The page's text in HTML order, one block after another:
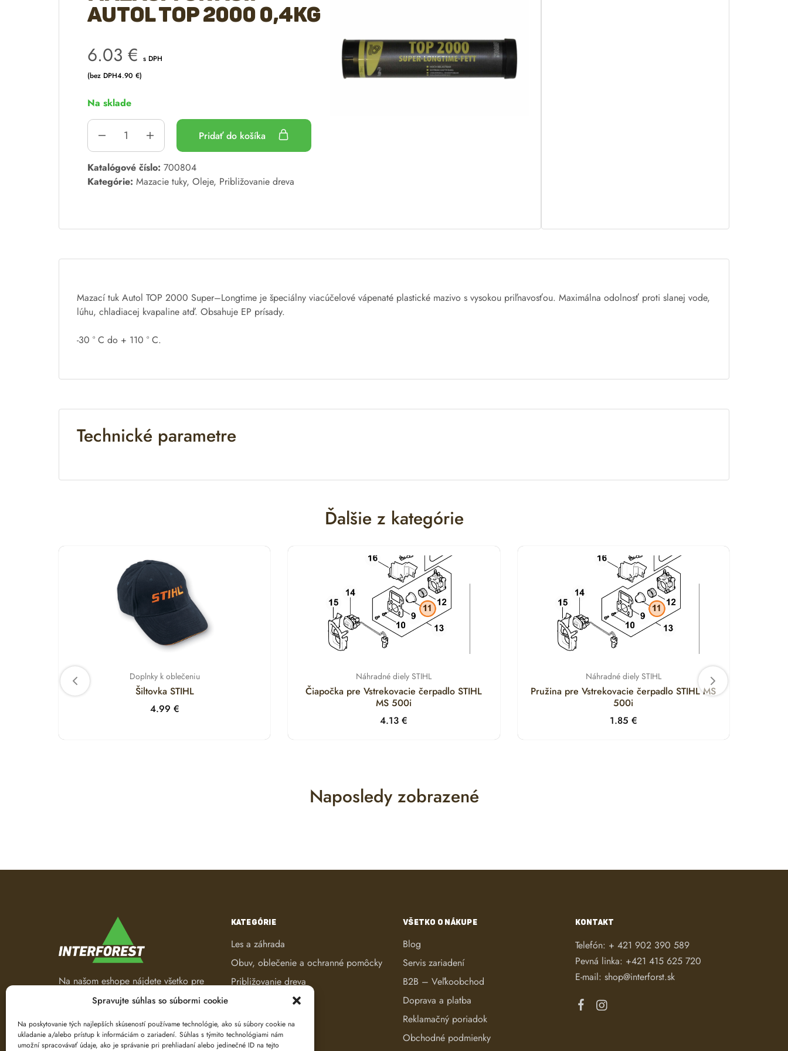
Spravujte súhlas so súbormi cookie
Na poskytovanie tých najlepších skúseností používame technológie, ako sú súbory cookie na
ukladanie a/alebo prístup k informáciám o zariadení. Súhlas s týmito technológiami nám
umožní spracovávať údaje, ako je správanie pri prehliadaní alebo jedinečné ID na tejto
Autol TOP 2000 0,4kg
6.03 € s DPH
(bez DPH4.90 €)
Na sklade
Pridať do košíka
A
l
v
e
Katalógové číslo: 700804
Kategórie: Mazacie tuky, Oleje, Približovanie dreva
Mazací tuk Autol TOP 2000 Super–Longtime je špeciálny viacúčelové vápenaté plastické mazivo s vysokou priľnavosťou. Maximálna odolnosť proti slanej vode,
lúhu, chladiacej kvapaline atď. Obsahuje EP prísady.
-30 ° C do + 110 ° C.
Technické parametre
Ďalšie z kategórie
Doplnky k oblečeniu
Šiltovka STIHL
4.99 €
Náhradné diely STIHL
Čiapočka pre Vstrekovacie čerpadlo STIHL
MS 500i
4.13€
Náhradné diely STIHL
Pružina pre Vstrekovacie čerpadlo STIHL MS
500i
1.85 €
Naposledy zobrazené
Na našom eshope nájdete všetko pre
les a záhradu. Od pracovného
oblečenia, nástrojov na ťažbu a
spracovanie dreva až po ručné
náradie.
KATEGÓRIE
Les a záhrada
Obuv, oblečenie a ochranné pomôcky
Približovanie dreva
Robotické kosačky
Spracovanie dreva
Ťažba dreva
VŠETKO O NÁKUPE
Blog
Servis zariadení
B2B – Veľkoobchod
Doprava a platba
Reklamačný poriadok
Obchodné podmienky
KONTAKT
Telefón: + 421 902 390 589
Pevná linka: +421 415 625 720
E-mail: shop@interforst.sk